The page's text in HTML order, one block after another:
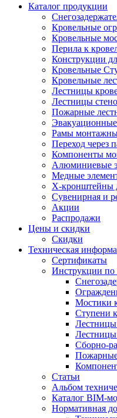
Каталог продукции
Кровельные
Кровельные
Перила к
Конструкции
Кровельные
Кровельные
Лестницы
Лестницы
Пожарные
Рамы
Переход через
Компоненты
Алюминиевые
Медные
X-кронштейны
Сувенирная и
Акции
Распродажи
Цены и скидки
Скидки
Техническая
Сертификаты
Инструкции по
Мостики
Ступени
Лестницы
Сборно-
Статьи
Альбом
Каталог BIM-
Нормативная